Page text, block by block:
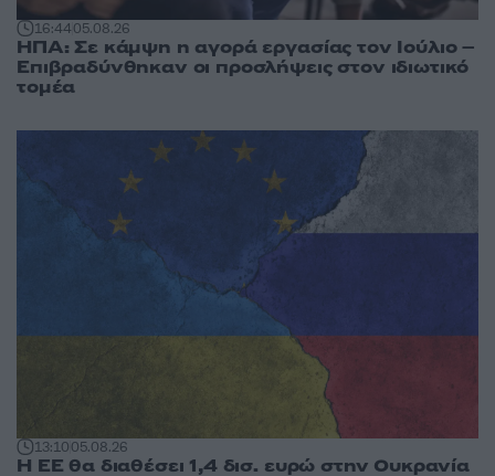
16:4405.08.26
ΗΠΑ: Σε κάμψη η αγορά εργασίας τον Ιούλιο –
Επιβραδύνθηκαν οι προσλήψεις στον ιδιωτικό
τομέα
13:1005.08.26
Η ΕΕ θα διαθέσει 1,4 δισ. ευρώ στην Ουκρανία